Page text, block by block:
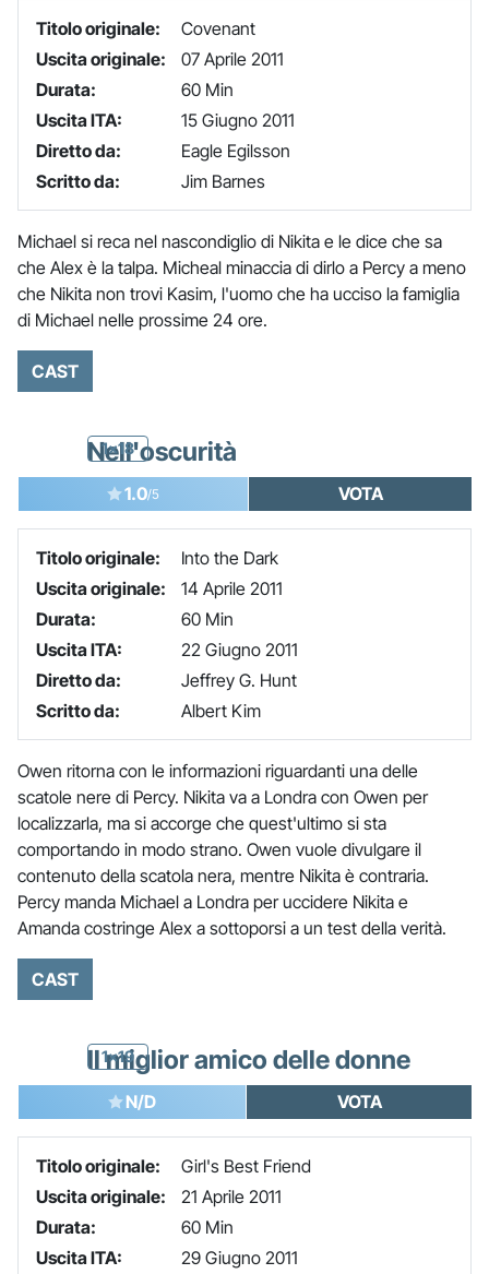
Titolo originale:
Covenant
Uscita originale:
07 Aprile 2011
Durata:
60 Min
Uscita ITA:
15 Giugno 2011
Diretto da:
Eagle Egilsson
Scritto da:
Jim Barnes
Michael si reca nel nascondiglio di Nikita e le dice che sa
che Alex è la talpa. Micheal minaccia di dirlo a Percy a meno
che Nikita non trovi Kasim, l'uomo che ha ucciso la famiglia
di Michael nelle prossime 24 ore.
CAST
1x18
Nell'oscurità
1.0/5 VOTA
Titolo originale:
Into the Dark
Uscita originale:
14 Aprile 2011
Durata:
60 Min
Uscita ITA:
22 Giugno 2011
Diretto da:
Jeffrey G. Hunt
Scritto da:
Albert Kim
Owen ritorna con le informazioni riguardanti una delle
scatole nere di Percy. Nikita va a Londra con Owen per
localizzarla, ma si accorge che quest'ultimo si sta
comportando in modo strano. Owen vuole divulgare il
contenuto della scatola nera, mentre Nikita è contraria.
Percy manda Michael a Londra per uccidere Nikita e
Amanda costringe Alex a sottoporsi a un test della verità.
CAST
1x19
Il miglior amico delle donne
N/D VOTA
Titolo originale:
Girl's Best Friend
Uscita originale:
21 Aprile 2011
Durata:
60 Min
Uscita ITA:
29 Giugno 2011